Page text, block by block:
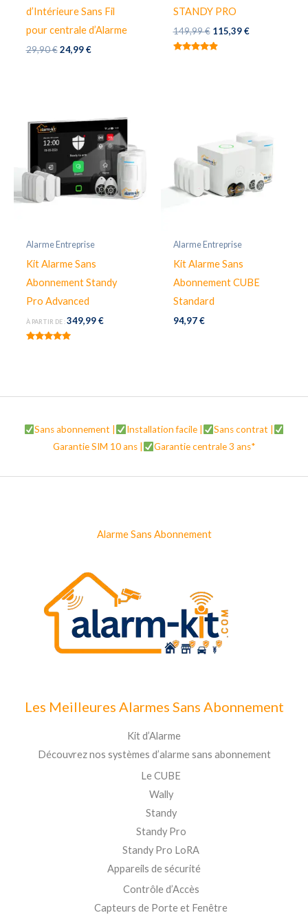
d’Intérieure Sans Fil
pour centrale d’Alarme
29,90€ Le
24,99€Le
STANDY PRO
149,99€ Le
prix
initial
115,39€Le
Alarme Entreprise
Kit Alarme Sans
Abonnement Standy
Pro Advanced
À PARTIR DE :349,99€
Alarme Entreprise
Kit Alarme Sans
Abonnement CUBE
Standard
94,97€
Sans abonnement | Installation facile |
Sans contrat |
Garantie SIM 10 ans |
Garantie centrale 3 ans*
Alarme Sans Abonnement
Les Meilleures Alarmes Sans Abonnement
Kit d’Alarme
Découvrez nos systèmes d’alarme sans abonnement
Le CUBE
Wally
Standy
Standy Pro
Standy Pro LoRA
Appareils de sécurité
Contrôle d’Accès
Capteurs de Porte et Fenêtre